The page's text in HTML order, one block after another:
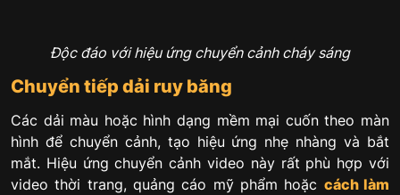
Độc đáo với hiệu ứng chuyển cảnh cháy sáng
Chuyển tiếp dải ruy băng
Các dải màu hoặc hình dạng mềm mại cuốn theo màn
hình để chuyển cảnh, tạo hiệu ứng nhẹ nhàng và bắt
mắt. Hiệu ứng chuyển cảnh video này rất phù hợp với
video thời trang, quảng cáo mỹ phẩm hoặc cách làm